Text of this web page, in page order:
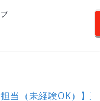
担当（未経験OK）